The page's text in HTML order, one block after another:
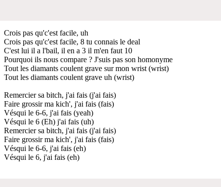
Crois pas qu'c'est facile, uh
Crois pas qu'c'est facile, 8 tu connais le deal
C'est lui il a l'bail, il en a 3 il m'en faut 10
Pourquoi ils nous compare ? J'suis pas son homonyme
Tout les diamants coulent grave sur mon wrist (wrist)
Tout les diamants coulent grave uh (wrist)
Remercier sa bitch, j'ai fais (j'ai fais)
Faire grossir ma kich', j'ai fais (fais)
Vésqui le 6-6, j'ai fais (yeah)
Vésqui le 6 (Eh) j'ai fais (uh)
Remercier sa bitch, j'ai fais (j'ai fais)
Faire grossir ma kich', j'ai fais (fais)
Vésqui le 6-6, j'ai fais (eh)
Vésqui le 6, j'ai fais (eh)